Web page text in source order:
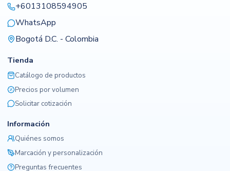
+6013108594905
WhatsApp
Bogotá D.C. - Colombia
Tienda
Catálogo de productos
Precios por volumen
Solicitar cotización
Información
Quiénes somos
Marcación y personalización
Preguntas frecuentes